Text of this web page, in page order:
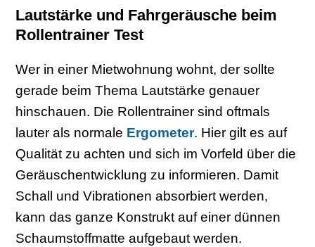
Lautstärke und Fahrgeräusche beim
Rollentrainer Test
Wer in einer Mietwohnung wohnt, der sollte
gerade beim Thema Lautstärke genauer
hinschauen. Die Rollentrainer sind oftmals
lauter als normale Ergometer. Hier gilt es auf
Qualität zu achten und sich im Vorfeld über die
Geräuschentwicklung zu informieren. Damit
Schall und Vibrationen absorbiert werden,
kann das ganze Konstrukt auf einer dünnen
Schaumstoffmatte aufgebaut werden.